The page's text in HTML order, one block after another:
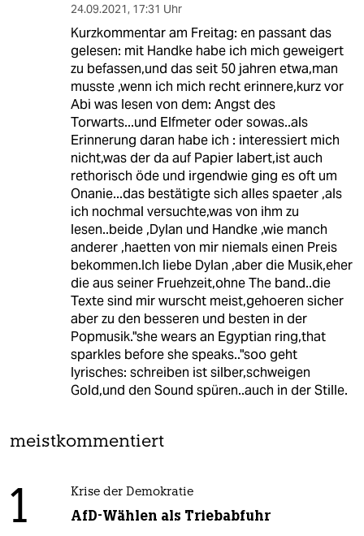
24.09.2021, 17:31 Uhr
Kurzkommentar am Freitag: en passant das
gelesen: mit Handke habe ich mich geweigert
zu befassen,und das seit 50 jahren etwa,man
musste ,wenn ich mich recht erinnere,kurz vor
Abi was lesen von dem: Angst des
Torwarts...und Elfmeter oder sowas..als
Erinnerung daran habe ich : interessiert mich
nicht,was der da auf Papier labert,ist auch
rethorisch öde und irgendwie ging es oft um
Onanie...das bestätigte sich alles spaeter ,als
ich nochmal versuchte,was von ihm zu
lesen..beide ,Dylan und Handke ,wie manch
anderer ,haetten von mir niemals einen Preis
bekommen.Ich liebe Dylan ,aber die Musik,eher
die aus seiner Fruehzeit,ohne The band..die
Texte sind mir wurscht meist,gehoeren sicher
aber zu den besseren und besten in der
Popmusik."she wears an Egyptian ring,that
sparkles before she speaks.."soo geht
lyrisches: schreiben ist silber,schweigen
Gold,und den Sound spüren..auch in der Stille.
meistkommentiert
1 Krise der Demokratie
AfD-Wählen als Triebabfuhr